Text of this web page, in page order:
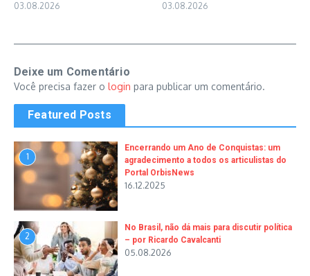
03.08.2026 03.08.2026
Deixe um Comentário
Você precisa fazer o login para publicar um comentário.
Featured Posts
1
Encerrando um Ano de Conquistas: um
agradecimento a todos os articulistas do
Portal OrbisNews
16.12.2025
2
No Brasil, não dá mais para discutir política
– por Ricardo Cavalcanti
05.08.2026